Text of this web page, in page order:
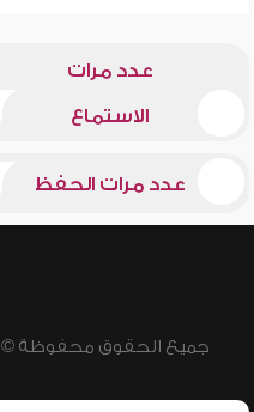
عدد مرات
الاستماع
عدد مرات الحفظ
جميع الحقوق محفوظة © 2026 - 1998 لشبكة إسلام ويب